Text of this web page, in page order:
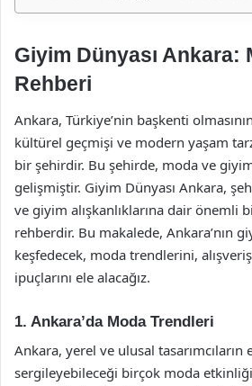
Giyim Dünyası Ankara:
Rehberi
Ankara, Türkiye’nin başkenti
kültürel geçmişi ve modern yaşam
bir şehirdir. Bu şehirde, moda ve
gelişmiştir. Giyim Dünyası Ankara,
ve giyim alışkanlıklarına dair önemli
rehberdir. Bu makalede, Ankara’nın
keşfedecek, moda trendlerini,
ipuçlarını ele alacağız.
1. Ankara’da Moda Trendleri
Ankara, yerel ve ulusal tasarımcıların
sergileyebileceği birçok moda